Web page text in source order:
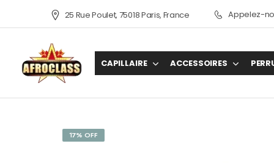
25 Rue Poulet, 75018 Paris, France Appelez-
CAPILLAIRE ACCESSOIRES
17% OFF